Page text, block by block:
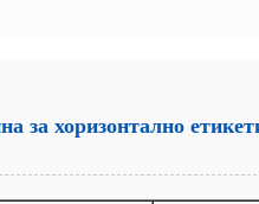
за хоризонтално